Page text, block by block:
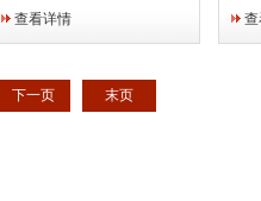
缘耐压、耐压绝缘测试 与安
耐压模式、绝缘模式、各种Z
大8通道的测试条件 根据
查看详情
下一页 末页